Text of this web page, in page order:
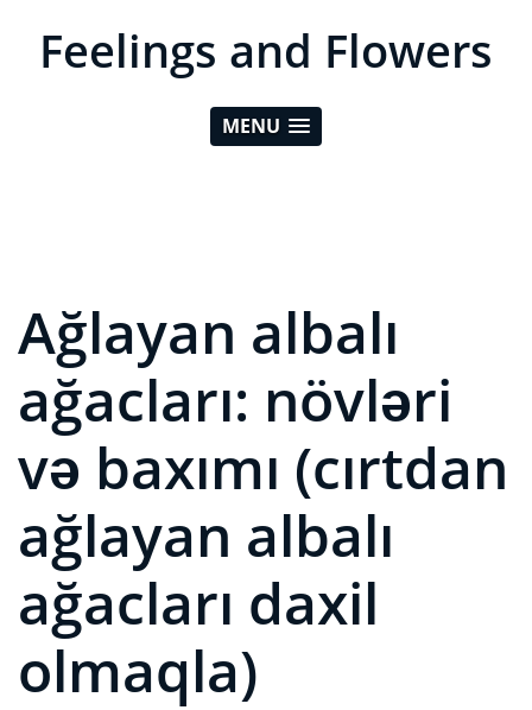
Feelings and Flowers
MENU
Ağlayan albalı
ağacları: növləri
və baxımı (cırtdan
ağlayan albalı
ağacları daxil
olmaqla)